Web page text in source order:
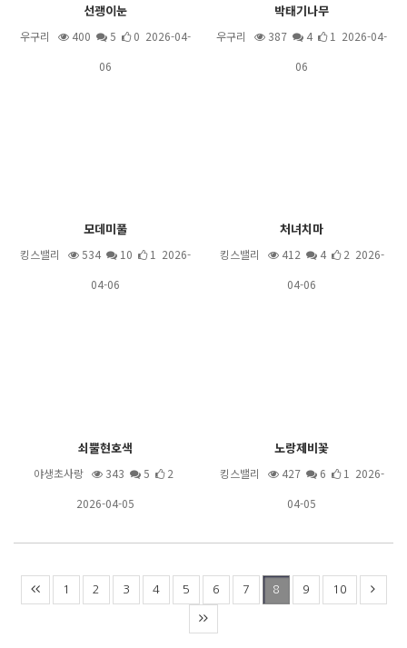
선괭이눈
우구리 400 5
0 2026-04-
06
박태기나무
우구리 387 4
1 2026-04-
06
모데미풀
킹스밸리 534 10
1 2026-
04-06
처녀치마
킹스밸리 412 4
2 2026-
04-06
쇠뿔현호색
야생초사랑 343 5
2
2026-04-05
노랑제비꽃
킹스밸리 427 6
1 2026-
04-05
1 2 3 4 5 6 7 8 9 10